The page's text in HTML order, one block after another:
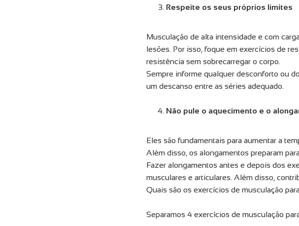
Respeite os seus próprios limites
Musculação de alta intensidade e com
lesões. Por isso, foque em exercícios de
resistência sem sobrecarregar o corpo.
Sempre informe qualquer desconforto ou
um descanso entre as séries adequado.
Não pule o aquecimento e o
Eles são fundamentais para aumentar a
Além disso, os alongamentos preparam
Fazer alongamentos antes e depois dos
musculares e articulares. Além disso,
Quais são os exercícios de musculação
Separamos 4 exercícios de musculação